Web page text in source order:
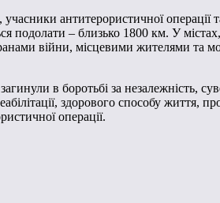
антитерористичної операції
подолати – близько 1800 км. У
війни, місцевими жителями та
в боротьбі за незалежність,
здорового способу
операції.